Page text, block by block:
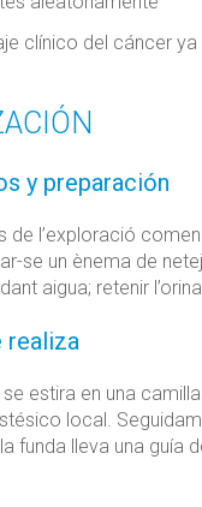
clínico del cáncer
y preparación
de l’exploració
se un ènema de
aigua; retenir
realiza
se estira en una
local.
funda lleva una guía